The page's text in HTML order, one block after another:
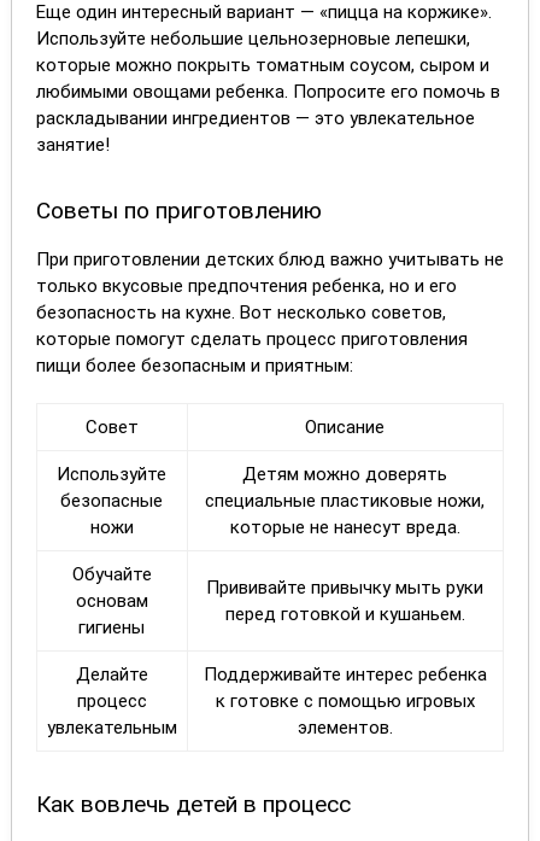
Еще один интересный вариант — «пицца на коржике».
Используйте небольшие цельнозерновые лепешки,
которые можно покрыть томатным соусом, сыром и
любимыми овощами ребенка. Попросите его помочь в
раскладывании ингредиентов — это увлекательное
занятие!
Советы по приготовлению
При приготовлении детских блюд важно учитывать не
только вкусовые предпочтения ребенка, но и его
безопасность на кухне. Вот несколько советов,
которые помогут сделать процесс приготовления
пищи более безопасным и приятным:
Совет Описание
Используйте
безопасные
ножи
Детям можно доверять
специальные пластиковые ножи,
которые не нанесут вреда.
Обучайте
основам
гигиены
Прививайте привычку мыть руки
перед готовкой и кушаньем.
Делайте
процесс
увлекательным
Поддерживайте интерес ребенка
к готовке с помощью игровых
элементов.
Как вовлечь детей в процесс